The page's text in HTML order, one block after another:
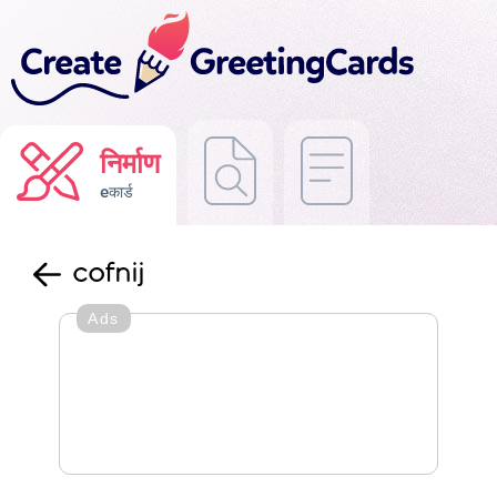
निर्माण
eकार्ड
cofnij
Ads